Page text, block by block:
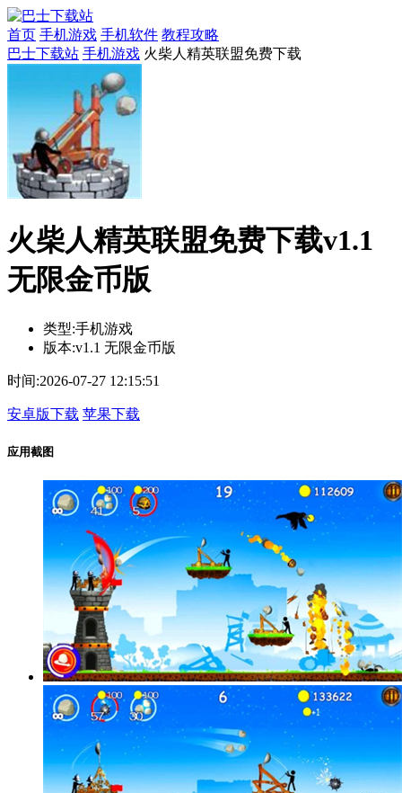
首页 手机游戏 手机软件 教程攻略
巴士下载站 手机游戏 火柴人精英联盟免费下载
火柴人精英联盟免费下载v1.1
无限金币版
类型:手机游戏
版本:v1.1 无限金币版
时间:2026-07-27 12:15:51
安卓版下载 苹果下载
应用截图